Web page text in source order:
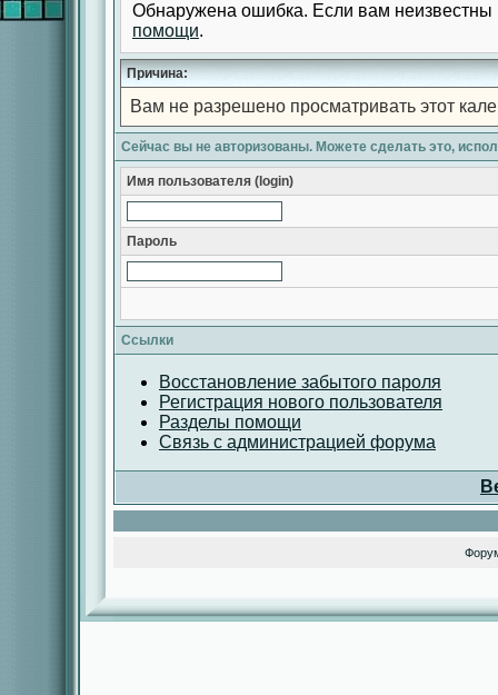
Обнаружена ошибка. Если вам
помощи.
Причина:
Вам не разрешено просматривать этот
Сейчас вы не авторизованы. Можете сделать это,
Имя пользователя (login)
Пароль
Ссылки
Восстановление забытого пароля
Регистрация нового пользователя
Разделы помощи
Связь с администрацией форума